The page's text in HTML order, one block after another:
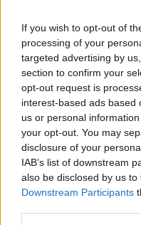
If you wish to opt-out of
processing of your
targeted advertising by
section to confirm your
opt-out request is
interest-based ads based
us or personal
your opt-out. You may
disclosure of your
IAB’s list of downstream
also be disclosed by us
Downstream Participants